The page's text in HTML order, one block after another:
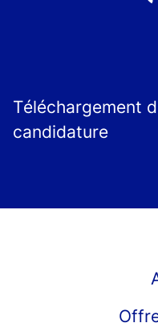
Téléchargement
candidature